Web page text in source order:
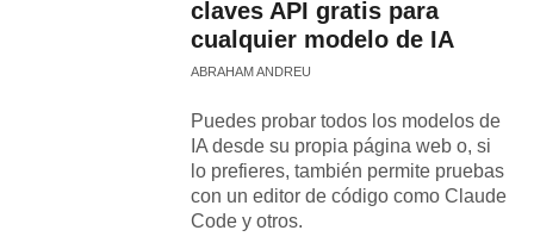
claves API gratis para
cualquier modelo de IA
ABRAHAM ANDREU
Puedes probar todos los modelos de
IA desde su propia página web o, si
lo prefieres, también permite pruebas
con un editor de código como Claude
Code y otros.